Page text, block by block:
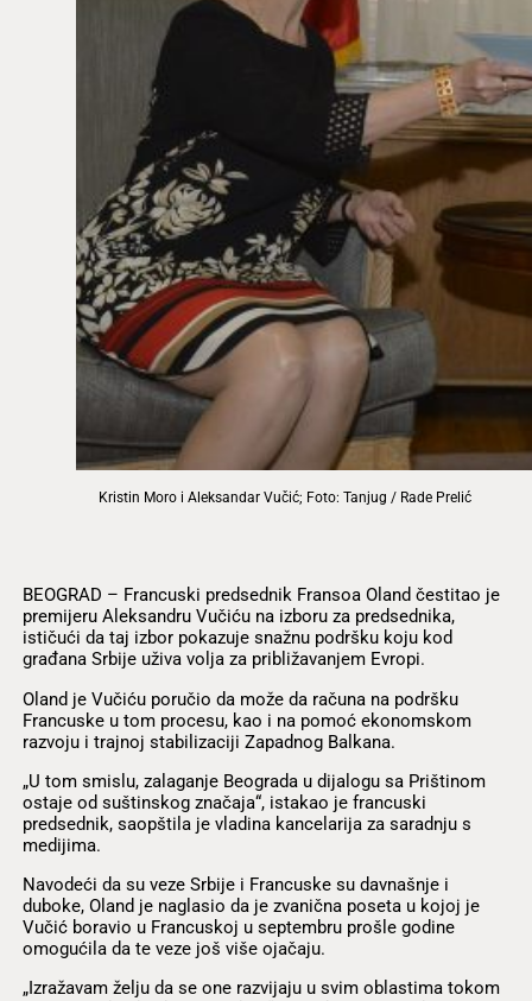
Kristin Moro i Aleksandar Vučić; Foto: Tanjug / Rade Prelić
BEOGRAD – Francuski predsednik Fransoa Oland čestitao je
premijeru Aleksandru Vučiću na izboru za predsednika,
ističući da taj izbor pokazuje snažnu podršku koju kod
građana Srbije uživa volja za približavanjem Evropi.
Oland je Vučiću poručio da može da računa na podršku
Francuske u tom procesu, kao i na pomoć ekonomskom
razvoju i trajnoj stabilizaciji Zapadnog Balkana.
„U tom smislu, zalaganje Beograda u dijalogu sa Prištinom
ostaje od suštinskog značaja“, istakao je francuski
predsednik, saopštila je vladina kancelarija za saradnju s
medijima.
Navodeći da su veze Srbije i Francuske su davnašnje i
duboke, Oland je naglasio da je zvanična poseta u kojoj je
Vučić boravio u Francuskoj u septembru prošle godine
omogućila da te veze još više ojačaju.
„Izražavam želju da se one razvijaju u svim oblastima tokom